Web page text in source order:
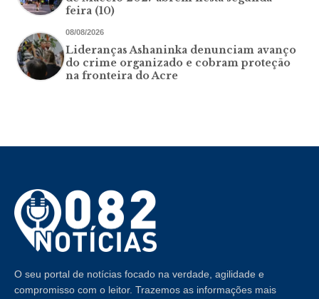
feira (10)
08/08/2026
Lideranças Ashaninka denunciam avanço
do crime organizado e cobram proteção
na fronteira do Acre
O seu portal de notícias focado na verdade, agilidade e
compromisso com o leitor. Trazemos as informações mais